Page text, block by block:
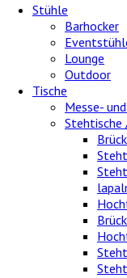
Stühle
Barhocker
Lounge
Outdoor
Tische
Messe-
Stehtische